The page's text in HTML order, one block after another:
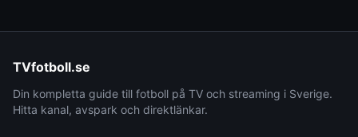
TVfotboll.se
Din kompletta guide till fotboll på TV och streaming i Sverige.
Hitta kanal, avspark och direktlänkar.